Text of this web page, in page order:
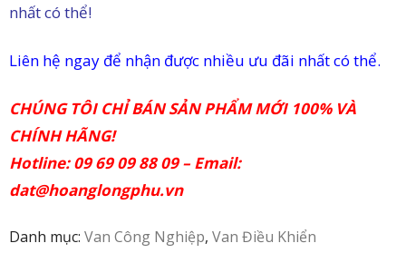
nhất có thể!
Liên hệ ngay để nhận được nhiều ưu đãi nhất có thể.
CHÚNG TÔI CHỈ BÁN SẢN PHẨM MỚI 100% VÀ
CHÍNH HÃNG!
Hotline: 09 69 09 88 09 – Email:
dat@hoanglongphu.vn
Danh mục: Van Công Nghiệp, Van Điều Khiển